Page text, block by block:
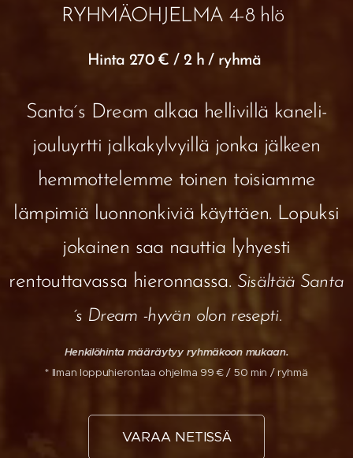
RYHMÄOHJELMA 4-8 hlö
Hinta 270 € / 2 h / ryhmä
Santa´s Dream alkaa hellivillä kaneli-
jouluyrtti jalkakylvyillä jonka jälkeen
hemmottelemme toinen toisiamme
lämpimiä luonnonkiviä käyttäen. Lopuksi
jokainen saa nauttia lyhyesti
rentouttavassa hieronnassa. Sisältää Santa
´s Dream -hyvän olon resepti.
Henkilöhinta määräytyy ryhmäkoon mukaan.
* Ilman loppuhierontaa ohjelma 99 € / 50 min / ryhmä
VARAA NETISSÄ